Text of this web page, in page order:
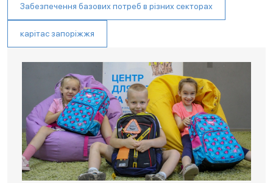
Забезпечення базових потреб в різних секторах
карітас запоріжжя